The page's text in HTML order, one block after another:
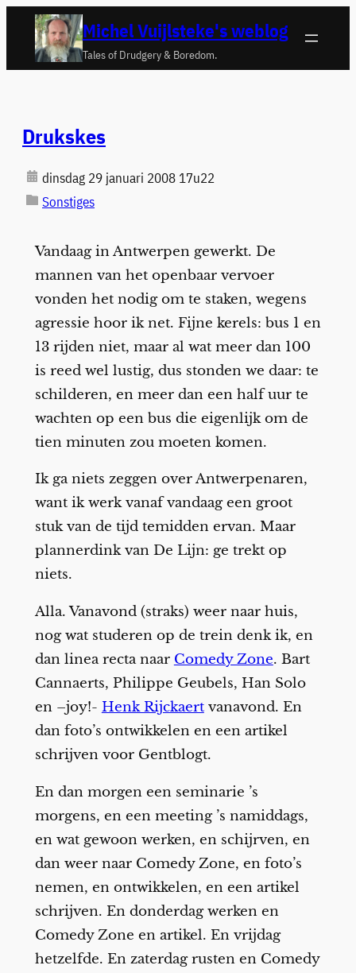
naar
Michel Vuijlsteke's weblog
Tales of Drudgery & Boredom.
Drukskes
dinsdag 29 januari 2008 17u22
Sonstiges
Vandaag in Antwerpen gewerkt. De
mannen van het openbaar vervoer
vonden het nodig om te staken, wegens
agressie hoor ik net. Fijne kerels: bus 1 en
13 rijden niet, maar al wat meer dan 100
is reed wel lustig, dus stonden we daar: te
schilderen, en meer dan een half uur te
wachten op een bus die eigenlijk om de
tien minuten zou moeten komen.
Ik ga niets zeggen over Antwerpenaren,
want ik werk vanaf vandaag een groot
stuk van de tijd temidden ervan. Maar
plannerdink van De Lijn: ge trekt op
niets.
Alla. Vanavond (straks) weer naar huis,
nog wat studeren op de trein denk ik, en
dan linea recta naar Comedy Zone. Bart
Cannaerts, Philippe Geubels, Han Solo
en –joy!- Henk Rijckaertvanavond. En
dan foto’s ontwikkelen en een artikel
schrijven voor Gentblogt.
En dan morgen een seminarie ’s
morgens, en een meeting ’s namiddags,
en wat gewoon werken, en schijrven, en
dan weer naar Comedy Zone, en foto’s
nemen, en ontwikkelen, en een artikel
schrijven. En donderdag werken en
Comedy Zone en artikel. En vrijdag
hetzelfde. En zaterdag rusten en Comedy